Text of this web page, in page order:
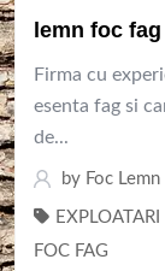
lemn foc
Firma cu
esenta fag si
de...
by Foc Lemn
EXPLOATARI
FOC FAG